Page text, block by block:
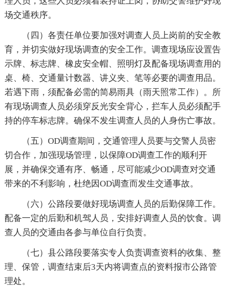
场交通秩序。
（四）各责任单位要加强对调查人员上岗前的安全教
育，并切实做好现场调查的安全工作。调查现场应设置告
示牌、标志牌、橡皮安全帽、照明灯及配备现场调查用的
桌、椅、交通量计数器、讲义夹、笔等必要的调查用品。
若遇下雨，须配备必需的简易雨具（雨天照常工作）。所
有现场调查人员必须穿反光安全背心，拦车人员必须配手
持的停车标志牌。确保不发生调查人员的人身伤亡事故。
（五）OD调查期间，交通管理人员要与交警人员密
切合作，加强现场管理，以保障OD调查工作的顺利开
展，并确保交通有序、畅通，尽可能减少OD调查对交通
带来的不利影响，杜绝因OD调查而发生交通事故。
（六）公路段要做好现场调查人员的后勤保障工作。
配备一定的后勤和机驾人员，安排好调查人员的饮食。调
查人员的交通由各参与单位自行负责。
（七）县公路段要落实专人负责调查资料的收集、整
理、保管，调查结束后3天内将调查点的资料报市公路管
理处。